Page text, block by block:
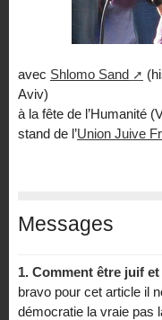
avec Shlomo Sand
Aviv)
à la fête de l’Humanité
stand de l’Union Juive
Messages
1. Comment être juif
bravo pour cet article il
démocratie la vraie pas